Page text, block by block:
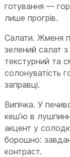
готування —
лише прогрів.
Салати. Жменя
зелений салат
текстурний та
солонуватість
заправці.
Випічка. У
кеш’ю в
акцент у
борошно:
контраст.